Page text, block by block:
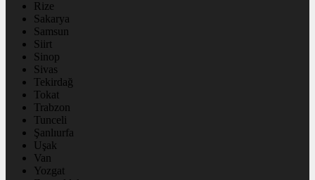
Rize
Sakarya
Samsun
Siirt
Sinop
Sivas
Tekirdağ
Tokat
Trabzon
Tunceli
Şanlıurfa
Uşak
Van
Yozgat